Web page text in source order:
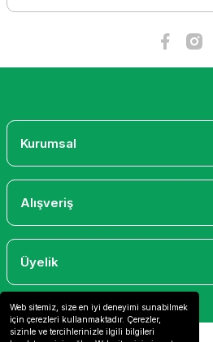
Web sitemiz, size en iyi deneyimi sunabilmek
için çerezleri kullanmaktadır. Çerezler,
sizinle ve tercihlerinizle ilgili bilgileri
Kurumsal
Alışveriş
Üyelik